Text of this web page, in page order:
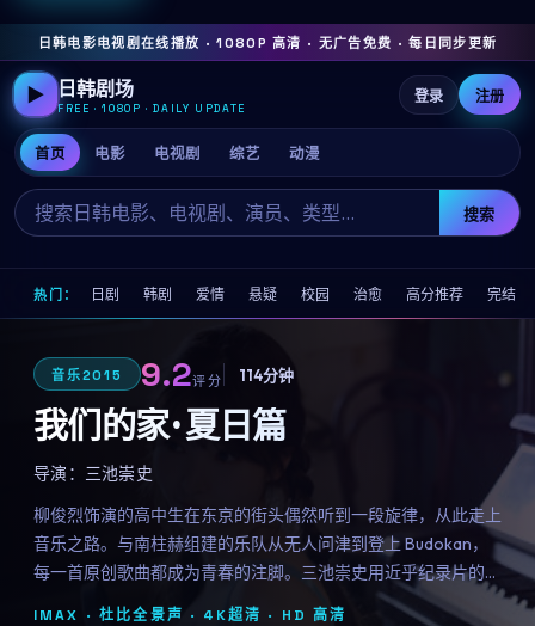
日韩电影电视剧在线播放 · 1080P 高清 · 无广告免费 · 每日同步更新
▶ 日韩剧场
FREE · 1080P · DAILY UPDATE
首页 电影 电视剧 综艺 动漫
搜索
登录 注册
热门： 日剧 韩剧 爱情 悬疑 校园 治愈 高分推荐 完结
音乐2015 9.2评分 114分钟
我们的家 · 夏日篇
导演： 三池崇史
柳俊烈饰演的高中生在东京的街头偶然听到一段旋律，从此走上
音乐之路。与南柱赫组建的乐队从无人问津到登上 Budokan，
每一首原创歌曲都成为青春的注脚。三池崇史用近乎纪录片的真
实感，献给所有曾为梦想固执过的人。
IMAX · 杜比全景声 · 4K超清 · HD 高清